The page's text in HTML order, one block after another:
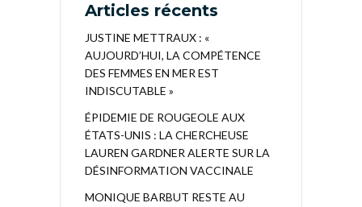
Articles récents
JUSTINE METTRAUX : «
AUJOURD’HUI, LA COMPÉTENCE
DES FEMMES EN MER EST
INDISCUTABLE »
ÉPIDEMIE DE ROUGEOLE AUX
ÉTATS-UNIS : LA CHERCHEUSE
LAUREN GARDNER ALERTE SUR LA
DÉSINFORMATION VACCINALE
MONIQUE BARBUT RESTE AU